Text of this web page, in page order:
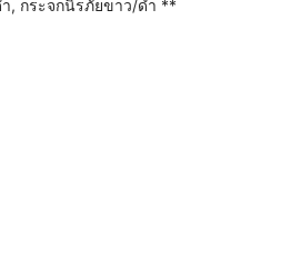
, กระจกนิรภัยขาว/ดำ **